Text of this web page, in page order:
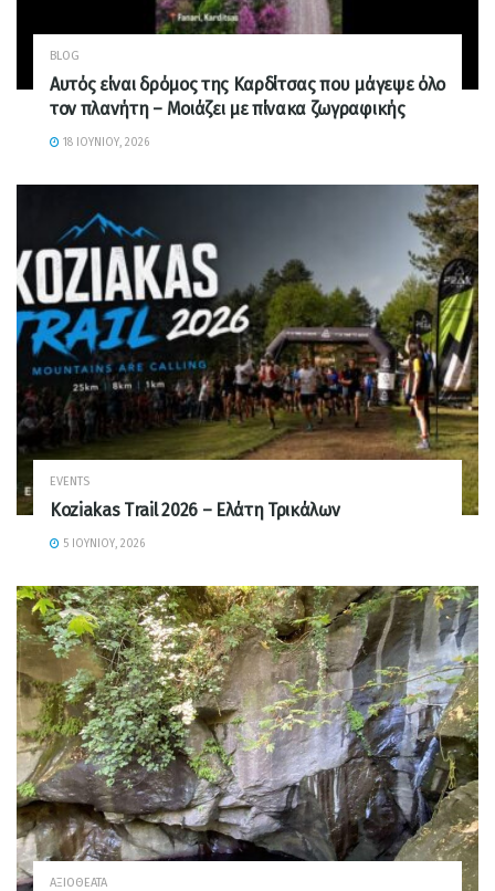
BLOG
Αυτός είναι δρόμος της Καρδίτσας που μάγεψε όλο
τον πλανήτη – Μοιάζει με πίνακα ζωγραφικής
18 ΙΟΥΝΊΟΥ, 2026
EVENTS
Koziakas Trail 2026 – Ελάτη Τρικάλων
5 ΙΟΥΝΊΟΥ, 2026
ΑΞΙΟΘΈΑΤΑ